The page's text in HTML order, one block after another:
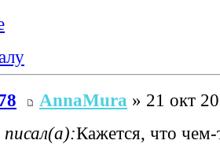
AnnaMura » 21 окт
Кажется, что